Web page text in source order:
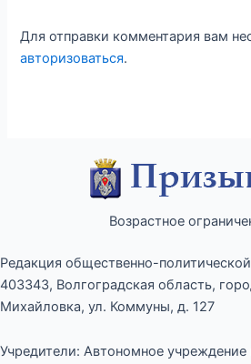
Для отправки комментария вам
авторизоваться.
Возрастное
Редакция общественно-
403343, Волгоградская область,
Михайловка, ул. Коммуны, д. 127
Учредители: Автономное учреждение